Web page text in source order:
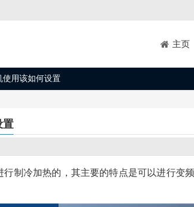
主页
使用该如何设置
置
制冷加热的，其主要的特点是可以进行变